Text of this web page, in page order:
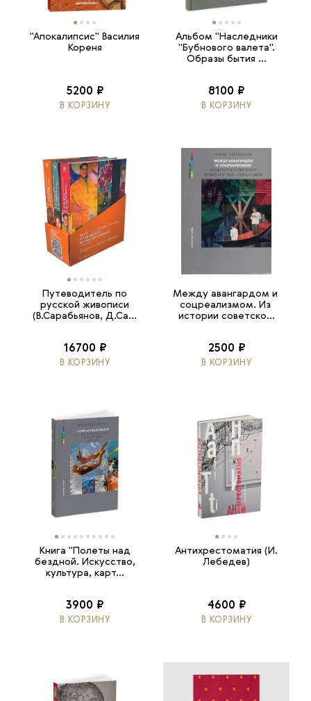
"Апокалипсис" Василия
Кореня
5200 ₽
В КОРЗИНУ
Альбом "Наследники
"Бубнового валета".
Образы бытия ...
8100 ₽
В КОРЗИНУ
Путеводитель по
русской живописи
(В.Сарабьянов, Д.Са...
16700 ₽
В КОРЗИНУ
Между авангардом и
соцреализмом. Из
истории советско...
2500 ₽
В КОРЗИНУ
Книга "Полеты над
бездной. Искусство,
культура, карт...
3900 ₽
В КОРЗИНУ
Антихрестоматия (И.
Лебедев)
4600 ₽
В КОРЗИНУ